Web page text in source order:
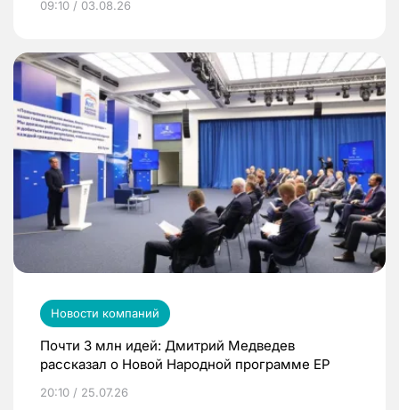
09:10 / 03.08.26
Новости компаний
Почти 3 млн идей: Дмитрий Медведев
рассказал о Новой Народной программе ЕР
20:10 / 25.07.26